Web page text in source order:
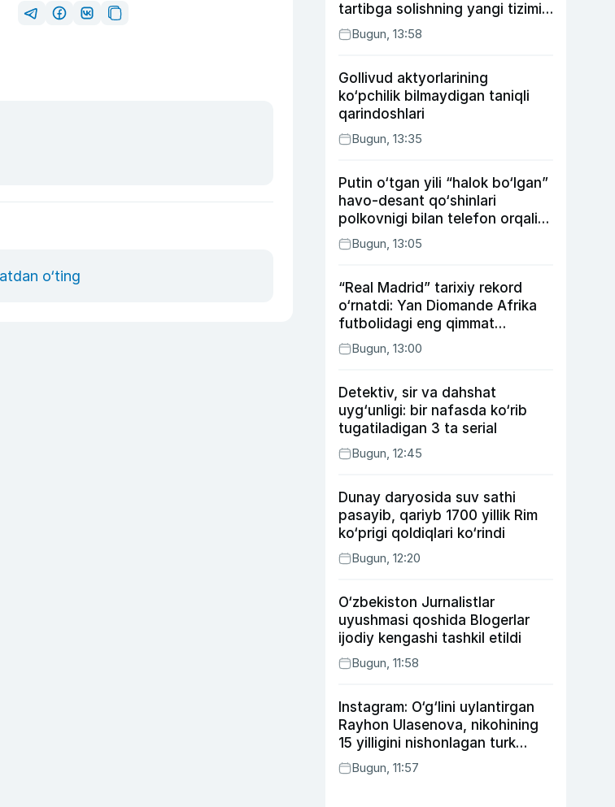
o‘ting
tartibga solishning yangi tizimi
joriy etildi
Bugun, 13:58
Gollivud aktyorlarining
ko‘pchilik bilmaydigan taniqli
qarindoshlari
Bugun, 13:35
Putin o‘tgan yili “halok bo‘lgan”
havo-desant qo‘shinlari
polkovnigi bilan telefon orqali
suhbatlashdi
Bugun, 13:05
“Real Madrid” tarixiy rekord
o‘rnatdi: Yan Diomande Afrika
futbolidagi eng qimmat
transferga aylandi
Bugun, 13:00
Detektiv, sir va dahshat
uyg‘unligi: bir nafasda ko‘rib
tugatiladigan 3 ta serial
Bugun, 12:45
Dunay daryosida suv sathi
pasayib, qariyb 1700 yillik Rim
ko‘prigi qoldiqlari ko‘rindi
Bugun, 12:20
O‘zbekiston Jurnalistlar
uyushmasi qoshida Blogerlar
ijodiy kengashi tashkil etildi
Bugun, 11:58
Instagram: O‘g‘lini uylantirgan
Rayhon Ulasenova, nikohining
15 yilligini nishonlagan turk
aktyorlari va Kamelot qasriga
sayohat qilgan Zebo Rahimova
Bugun, 11:57